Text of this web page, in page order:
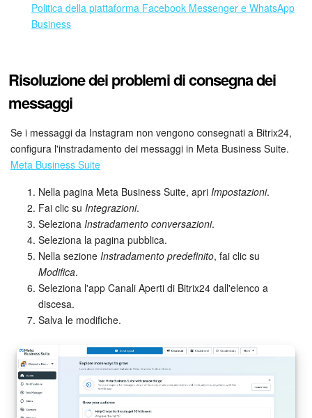
Politica della piattaforma Facebook Messenger e WhatsApp
Business
Risoluzione dei problemi di consegna dei
messaggi
Se i messaggi da Instagram non vengono consegnati a Bitrix24,
configura l'instradamento dei messaggi in Meta Business Suite.
Meta Business Suite
Nella pagina Meta Business Suite, apri Impostazioni.
Fai clic su Integrazioni.
Seleziona Instradamento conversazioni.
Seleziona la pagina pubblica.
Nella sezione Instradamento predefinito, fai clic su
Modifica.
Seleziona l'app Canali Aperti di Bitrix24 dall'elenco a
discesa.
Salva le modifiche.